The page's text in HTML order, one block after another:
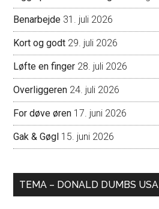
Benarbejde 31. juli 2026
Kort og godt 29. juli 2026
Løfte en finger 28. juli 2026
Overliggeren 24. juli 2026
For døve øren 17. juni 2026
Gak & Gøgl 15. juni 2026
TEMA – DONALD DUMBS USA